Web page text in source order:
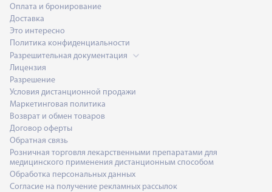
Оплата и бронирование
Доставка
Это интересно
Политика конфиденциальности
Разрешительная документация
Лицензия
Разрешение
Условия дистанционной продажи
Маркетинговая политика
Возврат и обмен товаров
Договор оферты
Обратная связь
Розничная торговля лекарственными препаратами для
медицинского применения дистанционным способом
Обработка персональных данных
Согласие на получение рекламных рассылок